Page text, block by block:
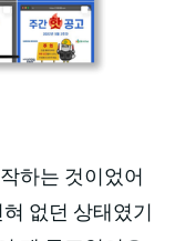
하는 것이었어
없던 상태였기